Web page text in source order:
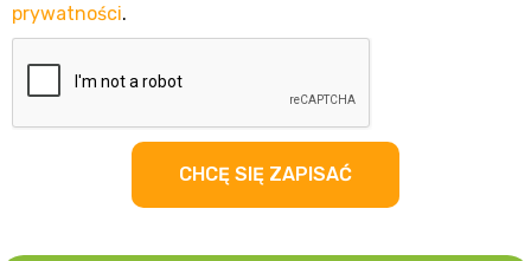
prywatności.
CHCĘ SIĘ ZAPISAĆ